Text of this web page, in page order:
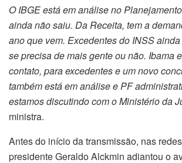
O IBGE está em análise no
ainda não saiu. Da Receita, tem a
ano que vem. Excedentes do INSS
se precisa de mais gente ou não. Ibama
contato, para excedentes e um novo
também está em análise e PF
estamos discutindo com o Ministério da
ministra.
Antes do início da transmissão, nas
presidente Geraldo Alckmin adiantou o